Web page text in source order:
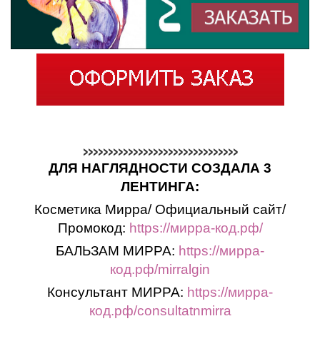
>>>>>>>>>>>>>>>>>>>>>>>>>>>>>>>
ДЛЯ НАГЛЯДНОСТИ СОЗДАЛА 3
ЛЕНТИНГА:
Косметика Мирра/ Официальный сайт/
Промокод: https://мирра-код.рф/
БАЛЬЗАМ МИРРА: https://мирра-
код.рф/mirralgin
Консультант МИРРА: https://мирра-
код.рф/consultatnmirra